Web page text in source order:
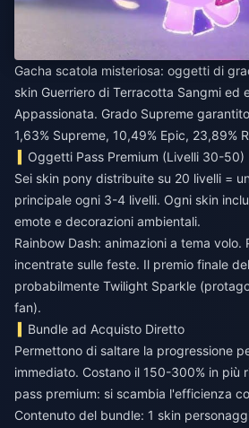
Gacha scatola misteriosa: oggetti di
skin Guerriero di Terracotta Sangmi ed
Appassionata. Grado Supreme
1,63% Supreme, 10,49% Epic, 23,89%
Oggetti Pass Premium (Livelli 30-50)
Sei skin pony distribuite su 20 livelli =
principale ogni 3-4 livelli. Ogni skin
emote e decorazioni ambientali.
Rainbow Dash: animazioni a tema volo.
incentrate sulle feste. Il premio finale
probabilmente Twilight Sparkle
fan).
Bundle ad Acquisto Diretto
Permettono di saltare la progressione
immediato. Costano il 150-300% in più
pass premium: si scambia l'efficienza
Contenuto del bundle: 1 skin